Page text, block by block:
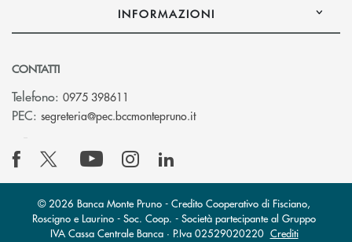
INFORMAZIONI
CONTATTI
Telefono: 0975 398611
PEC: segreteria@pec.bccmontepruno.it(si apre l’app di posta
© 2026 Banca Monte Pruno - Credito Cooperativo di Fisciano,
Roscigno e Laurino - Soc. Coop. - Società partecipante al Gruppo
IVA Cassa Centrale Banca · P.Iva 02529020220 Crediti